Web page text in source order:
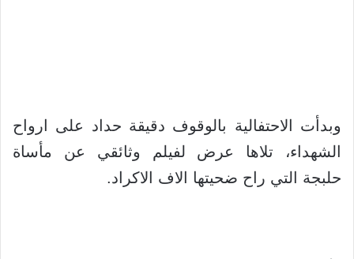
وبدأت الاحتفالية بالوقوف دقيقة حداد على ارواح
الشهداء، تلاها عرض لفيلم وثائقي عن مأساة
حلبجة التي راح ضحيتها الاف الاكراد.